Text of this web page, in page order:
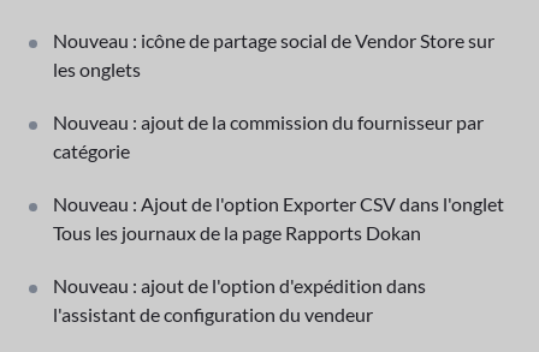
Nouveau : icône de partage social de Vendor Store sur
les onglets
Nouveau : ajout de la commission du fournisseur par
catégorie
Nouveau : Ajout de l'option Exporter CSV dans l'onglet
Tous les journaux de la page Rapports Dokan
Nouveau : ajout de l'option d'expédition dans
l'assistant de configuration du vendeur